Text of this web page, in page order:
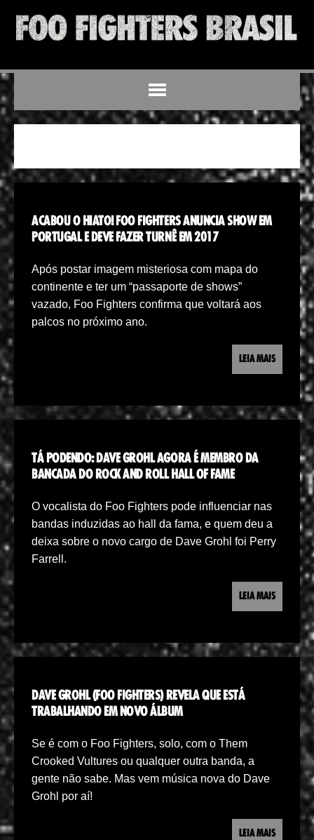
ACABOU O HIATO! FOO FIGHTERS ANUNCIA SHOW EM
PORTUGAL E DEVE FAZER TURNÊ EM 2017
Após postar imagem misteriosa com mapa do
continente e ter um “passaporte de shows”
vazado, Foo Fighters confirma que voltará aos
palcos no próximo ano.
LEIA MAIS
TÁ PODENDO: DAVE GROHL AGORA É MEMBRO DA
BANCADA DO ROCK AND ROLL HALL OF FAME
O vocalista do Foo Fighters pode influenciar nas
bandas induzidas ao hall da fama, e quem deu a
deixa sobre o novo cargo de Dave Grohl foi Perry
Farrell.
LEIA MAIS
DAVE GROHL (FOO FIGHTERS) REVELA QUE ESTÁ
TRABALHANDO EM NOVO ÁLBUM
Se é com o Foo Fighters, solo, com o Them
Crooked Vultures ou qualquer outra banda, a
gente não sabe. Mas vem música nova do Dave
Grohl por aí!
LEIA MAIS